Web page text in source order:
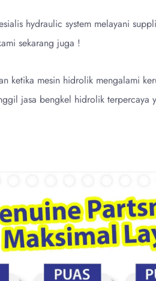
hydraulic system melayani
sekarang juga !
ketika mesin hidrolik mengalami
jasa bengkel hidrolik terpercaya